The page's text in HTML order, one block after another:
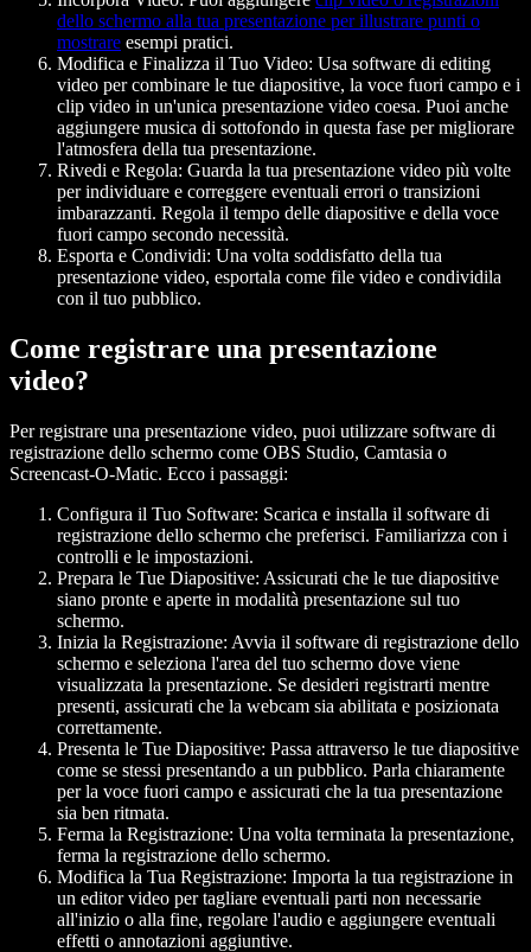
dello schermo alla tua presentazione per illustrare punti o
mostrare esempi pratici.
Modifica e Finalizza il Tuo Video: Usa software di editing
video per combinare le tue diapositive, la voce fuori campo e i
clip video in un'unica presentazione video coesa. Puoi anche
aggiungere musica di sottofondo in questa fase per migliorare
l'atmosfera della tua presentazione.
Rivedi e Regola: Guarda la tua presentazione video più volte
per individuare e correggere eventuali errori o transizioni
imbarazzanti. Regola il tempo delle diapositive e della voce
fuori campo secondo necessità.
Esporta e Condividi: Una volta soddisfatto della tua
presentazione video, esportala come file video e condividila
con il tuo pubblico.
Come registrare una presentazione
video?
Per registrare una presentazione video, puoi utilizzare software di
registrazione dello schermo come OBS Studio, Camtasia o
Screencast-O-Matic. Ecco i passaggi:
Configura il Tuo Software: Scarica e installa il software di
registrazione dello schermo che preferisci. Familiarizza con i
controlli e le impostazioni.
Prepara le Tue Diapositive: Assicurati che le tue diapositive
siano pronte e aperte in modalità presentazione sul tuo
schermo.
Inizia la Registrazione: Avvia il software di registrazione dello
schermo e seleziona l'area del tuo schermo dove viene
visualizzata la presentazione. Se desideri registrarti mentre
presenti, assicurati che la webcam sia abilitata e posizionata
correttamente.
Presenta le Tue Diapositive: Passa attraverso le tue diapositive
come se stessi presentando a un pubblico. Parla chiaramente
per la voce fuori campo e assicurati che la tua presentazione
sia ben ritmata.
Ferma la Registrazione: Una volta terminata la presentazione,
ferma la registrazione dello schermo.
Modifica la Tua Registrazione: Importa la tua registrazione in
un editor video per tagliare eventuali parti non necessarie
all'inizio o alla fine, regolare l'audio e aggiungere eventuali
effetti o annotazioni aggiuntive.